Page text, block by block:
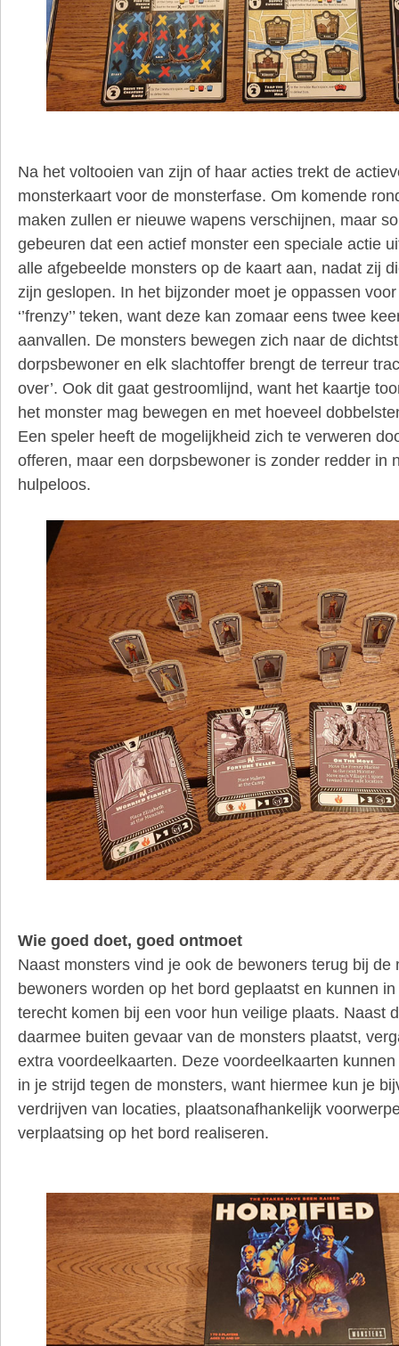
Na het voltooien van zijn of haar acties trekt de
monsterkaart voor de monsterfase. Om komende
maken zullen er nieuwe wapens verschijnen, maar
gebeuren dat een actief monster een speciale actie
alle afgebeelde monsters op de kaart aan, nadat zij
zijn geslopen. In het bijzonder moet je oppassen
‘’frenzy’’ teken, want deze kan zomaar eens twee
aanvallen. De monsters bewegen zich naar de
dorpsbewoner en elk slachtoffer brengt de terreur
over’. Ook dit gaat gestroomlijnd, want het kaartje
het monster mag bewegen en met hoeveel
Een speler heeft de mogelijkheid zich te verweren
offeren, maar een dorpsbewoner is zonder redder in
hulpeloos.
Wie goed doet, goed ontmoet
Naast monsters vind je ook de bewoners terug bij de
bewoners worden op het bord geplaatst en kunnen
terecht komen bij een voor hun veilige plaats. Naast
daarmee buiten gevaar van de monsters plaatst,
extra voordeelkaarten. Deze voordeelkaarten
in je strijd tegen de monsters, want hiermee kun je
verdrijven van locaties, plaatsonafhankelijk
verplaatsing op het bord realiseren.